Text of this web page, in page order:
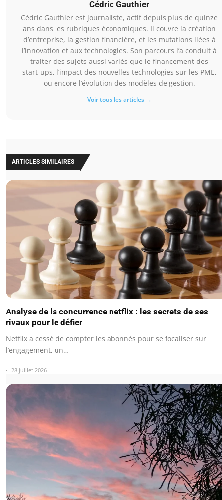
Cédric Gauthier
Cédric Gauthier est journaliste, actif depuis plus de quinze
ans dans les rubriques économiques. Il couvre la création
d’entreprise, la gestion financière, et les mutations liées à
l’innovation et aux technologies. Son parcours l’a conduit à
traiter des sujets aussi variés que le financement des
start-ups, l’impact des nouvelles technologies sur les PME,
ou encore l’évolution des modèles de gestion.
Voir tous les articles →
ARTICLES SIMILAIRES
Analyse de la concurrence netflix : les secrets de ses
rivaux pour le défier
Netflix a cessé de compter les abonnés pour se focaliser sur
l’engagement, un…
28 juillet 2026